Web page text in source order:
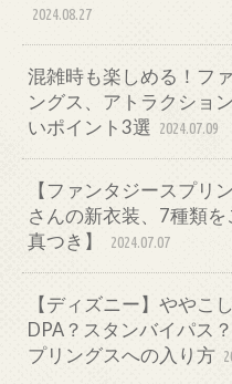
2024.08.27
混雑時も楽しめる！フ
ングス、アトラクショ
いポイント3選 2024.07.09
【ファンタジースプリ
さんの新衣装、7種類
真つき】
2024.07.07
【ディズニー】ややこ
DPA？スタンバイパス
プリングスへの入り方